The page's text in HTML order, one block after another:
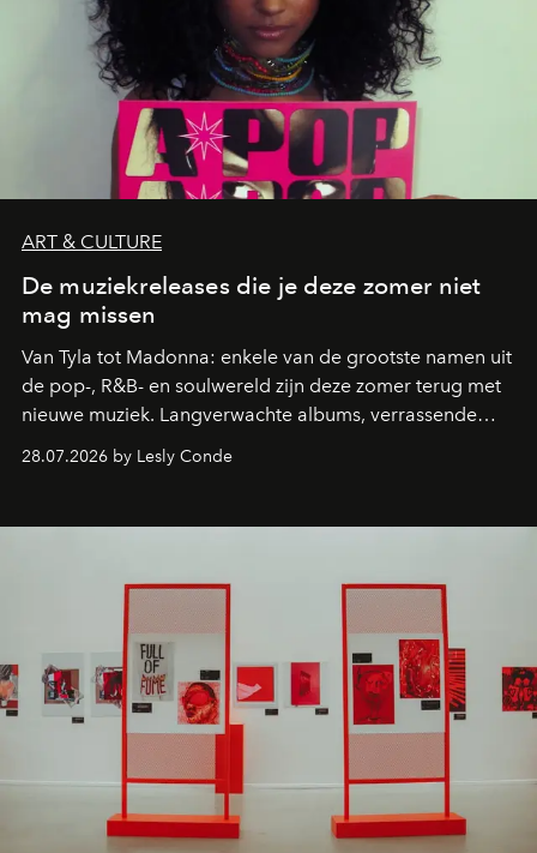
ART & CULTURE
De muziekreleases die je deze zomer niet
mag missen
Van Tyla tot Madonna: enkele van de grootste namen uit
de pop-, R&B- en soulwereld zijn deze zomer terug met
nieuwe muziek. Langverwachte albums, verrassende
comebacks en veelbelovende nieuwe projecten: dit zijn
de releases die je niet mag missen.
28.07.2026 by Lesly Conde